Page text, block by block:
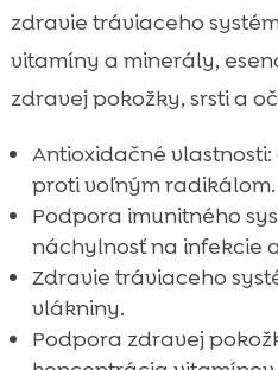
zdravie tráviaceho
vitamíny a minerály,
zdravej pokožky, srsti a
Antioxidačné
proti voľným radikálom.
Podpora imunitného
náchylnosť na infekcie
Zdravie tráviaceho
vlákniny.
Podpora zdravej